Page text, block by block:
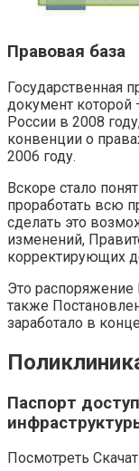
Правовая база
Государственная
документ которой
России в 2008
конвенции о
2006 году.
Вскоре стало
проработать всю
сделать это
изменений,
корректирующих
Это распоряжение
также
заработало в
Паспорт
Посмотреть